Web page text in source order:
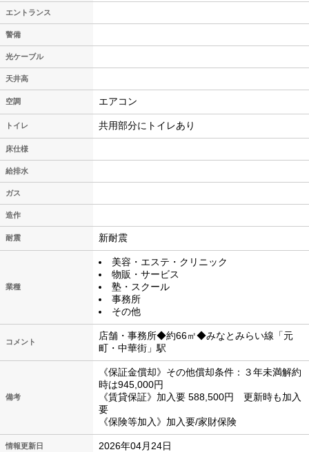
エントランス
警備
光ケーブル
天井高
空調 エアコン
トイレ 共用部分にトイレあり
床仕様
給排水
ガス
造作
耐震 新耐震
業種
美容・エステ・クリニック
物販・サービス
塾・スクール
事務所
その他
コメント
店舗・事務所◆約66㎡◆みなとみらい線「元
町・中華街」駅
備考
《保証金償却》その他償却条件：３年未満解約
時は945,000円
《賃貸保証》加入要 588,500円 更新時も加入
要
《保険等加入》加入要/家財保険
情報更新日 2026年04月24日